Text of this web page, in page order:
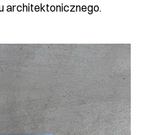
architektonicznego.